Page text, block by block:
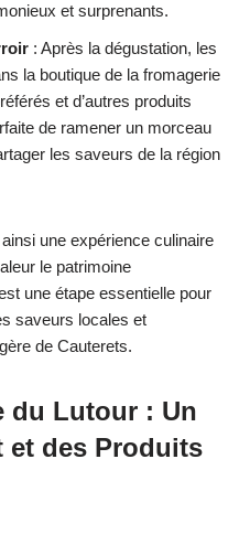
et surprenants.
: Après la dégustation, les
la boutique de la fromagerie
et d’autres produits
de ramener un morceau
les saveurs de la région
une expérience culinaire
le patrimoine
une étape essentielle pour
saveurs locales et
de Cauterets.
du Lutour : Un
et des Produits